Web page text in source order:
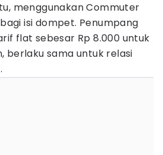
menggunakan Commuter
isi dompet. Penumpang
flat sebesar Rp 8.000 untuk
berlaku sama untuk relasi